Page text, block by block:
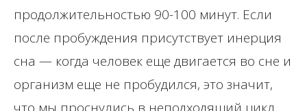
продолжительностью 90-100 минут. Если
после пробуждения присутствует инерция
сна — когда человек еще двигается во сне и
организм еще не пробудился, это значит,